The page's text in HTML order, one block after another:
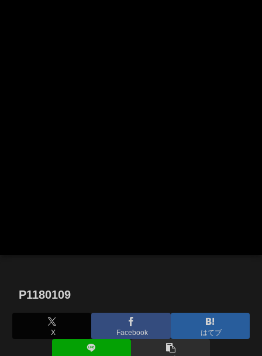
P1180109
X Facebook はてブ